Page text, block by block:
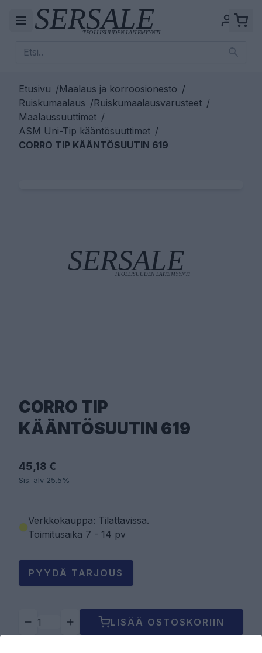
Etusivu /Maalaus ja korroosionesto /
Ruiskumaalaus /Ruiskumaalausvarusteet /
Maalaussuuttimet /
ASM Uni-Tip kääntösuuttimet /
CORRO TIP KÄÄNTÖSUUTIN 619
CORRO TIP
KÄÄNTÖSUUTIN 619
45,18 €
Sis. alv 25.5%
Verkkokauppa: Tilattavissa.
Toimitusaika 7 - 14 pv
PYYDÄ TARJOUS
LISÄÄ OSTOSKORIIN